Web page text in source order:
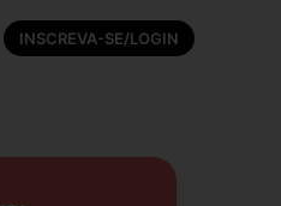
INSCREVA-SE/LOGIN